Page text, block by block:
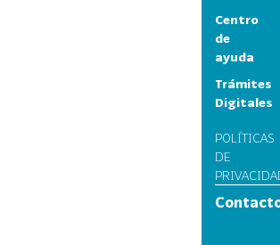
Centro
de
ayuda
Trámites
Digitales
POLÍTICAS
DE